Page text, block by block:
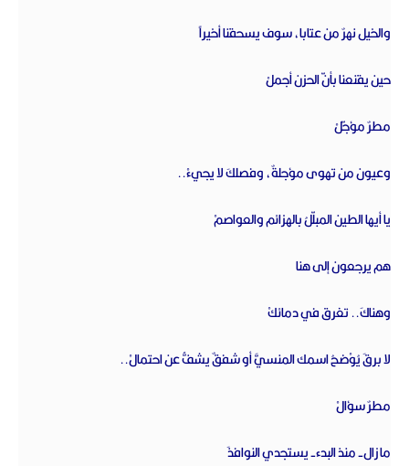
والخيل نهرٌ من عتابا، سوف يسحقنا أخيراً‏
حين يقنعنا بأنّ الحزن أجملْ‏
مطرٌ مؤجّلْ‏
وعيون من تهوى مؤجلةٌ، وفصلكَ لا يجيءْ..‏
يا أيها الطين المبلّلُ بالهزائم والعواصمْ‏
هم يرجعون إلى هنا‏
وهناكَ.. تغرق في دمائكْ‏
لا برقَ يُوْضحُ اسمك المنسيَّ أو شفقٌ يشفُّ عن احتمالْ..‏
مطرٌ سؤالْ‏
ما زال- منذ البدء- يستجدي النوافذَ‏